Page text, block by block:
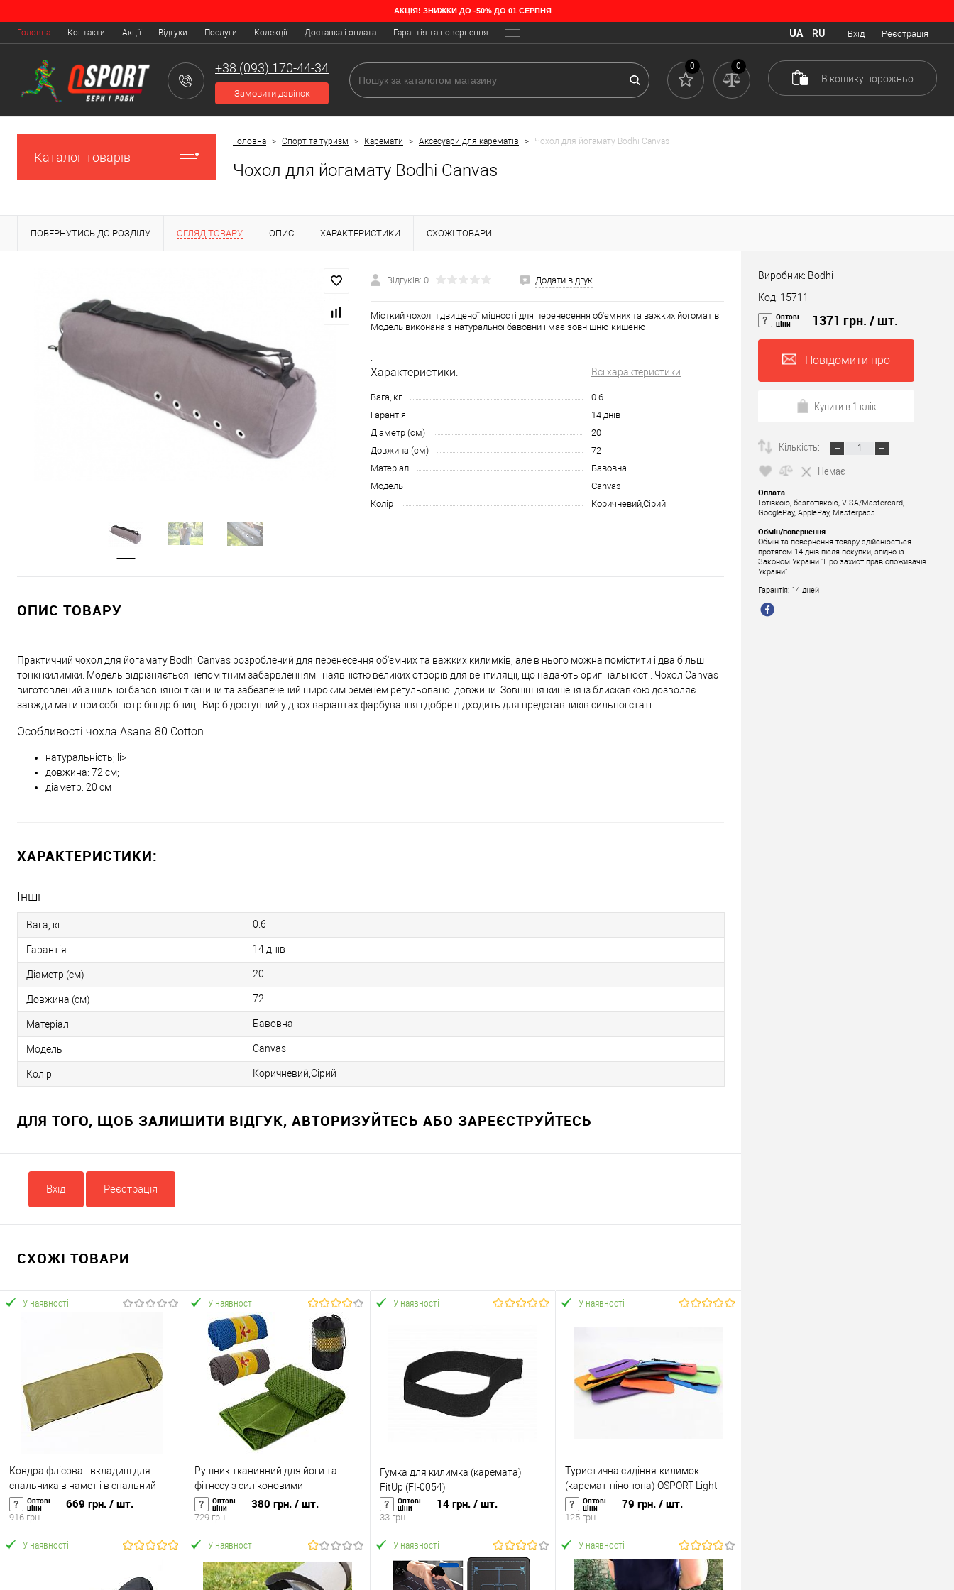
АКЦІЯ! ЗНИЖКИ ДО -50% ДО 01 СЕРПНЯ
Головна Контакти Акції Відгуки Послуги Колекції Доставка і оплата Гарантія та повернення Вхід Реєстрація
UA RU
+38 (093) 170-44-34
Замовити дзвінок
0 0
В кошику порожньо
Каталог товарів
Головна > Спорт та туризм > Каремати > Аксесуари для карематів > Чохол для йогамату Bodhi Canvas
Чохол для йогамату Bodhi Canvas
ПОВЕРНУТИСЬ ДО РОЗДІЛУ ОГЛЯД ТОВАРУ ОПИС ХАРАКТЕРИСТИКИ СХОЖІ ТОВАРИ
Відгуків: 0 Додати відгук
Місткий чохол підвищеної міцності для перенесення об'ємних та важких йогоматів.
Модель виконана з натуральної бавовни і має зовнішню кишеню.
Характеристики: Всі характеристики
Вага, кг
0.6
Гарантія
14 днів
Діаметр (см)
20
Довжина (см)
72
Матеріал
Бавовна
Модель
Canvas
Колір
Коричневий,Сірий
ОПИС ТОВАРУ
Практичний чохол для йогамату Bodhi Canvas розроблений для перенесення об'ємних та важких килимків, але в нього можна помістити і два більш
тонкі килимки. Модель відрізняється непомітним забарвленням і наявністю великих отворів для вентиляції, що надають оригінальності. Чохол Canvas
виготовлений з щільної бавовняної тканини та забезпечений широким ременем регульованої довжини. Зовнішня кишеня із блискавкою дозволяє
завжди мати при собі потрібні дрібниці. Виріб доступний у двох варіантах фарбування і добре підходить для представників сильної статі.
Особливості чохла Asana 80 Cotton
натуральність; li>
довжина: 72 см;
діаметр: 20 см
ХАРАКТЕРИСТИКИ:
Інші
Вага, кг 0.6
Гарантія 14 днів
Діаметр (см) 20
Довжина (см) 72
Матеріал Бавовна
Модель Canvas
Колір Коричневий,Сірий
ДЛЯ ТОГО, ЩОБ ЗАЛИШИТИ ВІДГУК, АВТОРИЗУЙТЕСЬ АБО ЗАРЕЄСТРУЙТЕСЬ
Вхід Реєстрація
СХОЖІ ТОВАРИ
У наявності
Ковдра флісова - вкладиш для
спальника в намет і в спальний
мішок OSPORT (TY-0027)
Оптові
ціни 669 грн. / шт.
916 грн.
У наявності
Рушник тканинний для йоги та
фітнесу з силіконовими
вкрапленнями OSPORT (MS 2857-1)
Оптові
ціни 380 грн. / шт.
729 грн.
У наявності
Гумка для килимка (каремата)
FitUp (FI-0054)
Оптові
ціни 14 грн. / шт.
33 грн.
У кошик
У наявності
Туристична сидіння-килимок
(каремат-пінопопа) OSPORT Light
8мм (TY-0001)
Оптові
ціни 79 грн. / шт.
125 грн.
У наявності У наявності У наявності У наявності
Виробник: Bodhi
Код: 15711
Оптові
ціни 1371 грн. / шт.
Повідомити про
наявність
Купити в 1 клік
Кількість:
Немає
Оплата
Готівкою, безготівкою, VISA/Mastercard,
GooglePay, ApplePay, Masterpass
Обмін/повернення
Обмін та повернення товару здійснюється
протягом 14 днів після покупки, згідно із
Законом України "Про захист прав споживачів
України"
Гарантія: 14 дней